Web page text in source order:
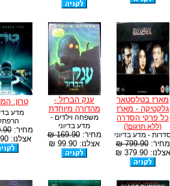
מארז בטלסטאר
גלקטיקה - מארז
כל פרקי הסדרה
(ללא תרגום!)
- מדע בדיוני
מחיר:799.90 ₪
אצלנו: 379.90 ₪
ענק הברזל -
מהדורה מיוחדת
משפחה וילדים -
מדע בדיוני
מחיר:169.90 ₪
אצלנו: 99.90 ₪
טרון:
מדע
מחיר:₪
אצלנו: 99.90 ₪